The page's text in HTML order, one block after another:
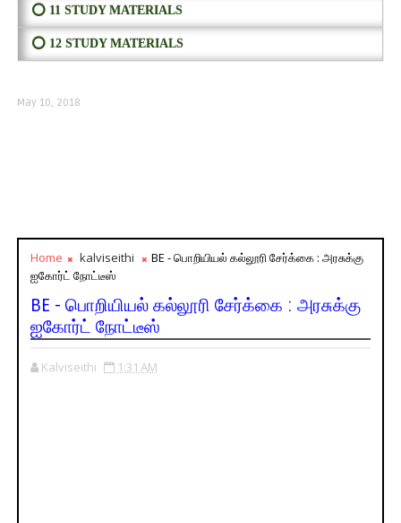
⭕ 11 STUDY MATERIALS
⭕ 12 STUDY MATERIALS
May 10, 2018
Home kalviseithi
BE - பொறியியல் கல்லூரி சேர்க்கை : அரசுக்கு
ஐகோர்ட் நோட்டீஸ்
BE - பொறியியல் கல்லூரி சேர்க்கை : அரசுக்கு
ஐகோர்ட் நோட்டீஸ்
Kalviseithi 1:31 AM